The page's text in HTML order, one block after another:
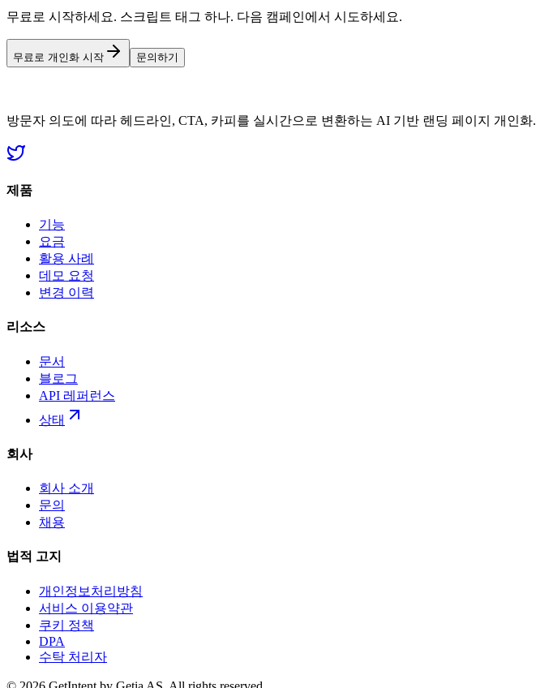
무료로 시작하세요. 스크립트 태그 하나. 다음 캠페인에서 시도하세요.
무료로 개인화 시작 문의하기
방문자 의도에 따라 헤드라인, CTA, 카피를 실시간으로 변환하는 AI 기반 랜딩 페이지 개인화.
제품
기능
요금
활용 사례
데모 요청
변경 이력
리소스
문서
블로그
API 레퍼런스
상태
회사
회사 소개
문의
채용
법적 고지
개인정보처리방침
서비스 이용약관
쿠키 정책
DPA
수탁 처리자